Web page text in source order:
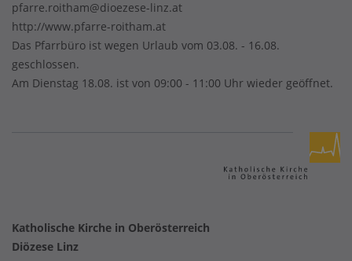
pfarre.roitham@dioezese-linz.at
http://www.pfarre-roitham.at
Das Pfarrbüro ist wegen Urlaub vom 03.08. - 16.08.
geschlossen.
Am Dienstag 18.08. ist von 09:00 - 11:00 Uhr wieder geöffnet.
Katholische Kirche in Oberösterreich
Diözese Linz